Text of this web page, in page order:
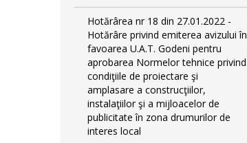
Hotărârea nr 18 din 27.01.2022 -
Hotărâre privind emiterea avizului în
favoarea U.A.T. Godeni pentru
aprobarea Normelor tehnice privind
condiţiile de proiectare şi
amplasare a construcţiilor,
instalaţiilor şi a mijloacelor de
publicitate în zona drumurilor de
interes local